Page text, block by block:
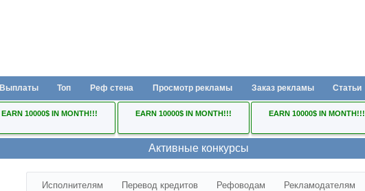
Выплаты Топ Реф стена Просмотр рекламы Заказ рекламы Статьи
EARN 10000$ IN MONTH!!! EARN 10000$ IN MONTH!!! EARN 10000$ IN MONTH!!!
Активные конкурсы
Исполнителям Перевод кредитов Рефоводам Рекламодателям